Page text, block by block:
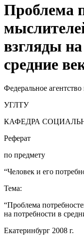
Проблема
взгляды
cредние
Федеральное
УГЛТУ
КАФЕДРА
Реферат
по предмету
“Человек и его
Тема:
“Проблема
на потребности в
Екатеринбург 2008 г.